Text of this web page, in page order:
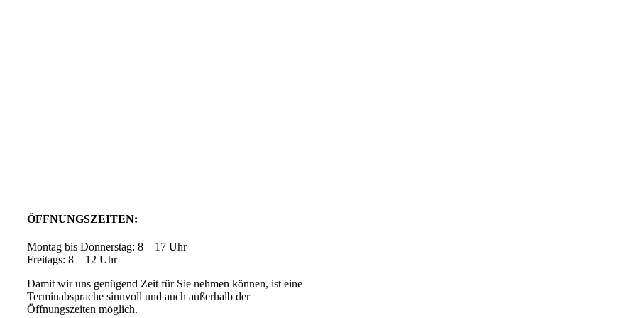
ÖFFNUNGSZEITEN:
Montag bis Donnerstag: 8 – 17 Uhr
Freitags: 8 – 12 Uhr
Damit wir uns genügend Zeit für Sie nehmen können, ist eine
Terminabsprache sinnvoll und auch außerhalb der
Öffnungszeiten möglich.